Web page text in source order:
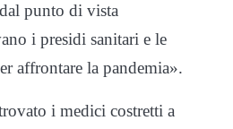
punto di vista
i presidi sanitari e le
affrontare la pandemia».
i medici costretti a